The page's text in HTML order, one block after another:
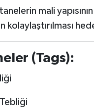
mali
kolaylaştırılması
(Tags):